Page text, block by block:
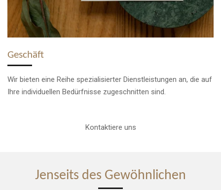
Geschäft
Wir bieten eine Reihe spezialisierter Dienstleistungen an, die auf
Ihre individuellen Bedürfnisse zugeschnitten sind.
Kontaktiere uns
Jenseits des Gewöhnlichen